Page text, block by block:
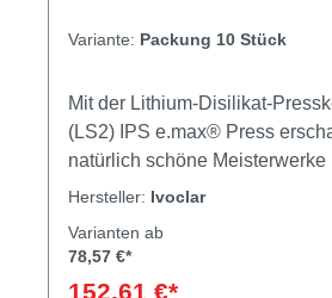
Variante: Packung 10 Stück
Mit der Lithium-Disilikat-
(LS2) IPS e.max® Press
natürlich schöne Meisterwerke
Präzision. IPS e.max® Press
Herstellung von Restaurationen
Hersteller: Ivoclar
Varianten ab
78,57 €*
152,61 €*